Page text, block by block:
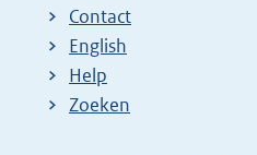
Contact
English
Help
Zoeken